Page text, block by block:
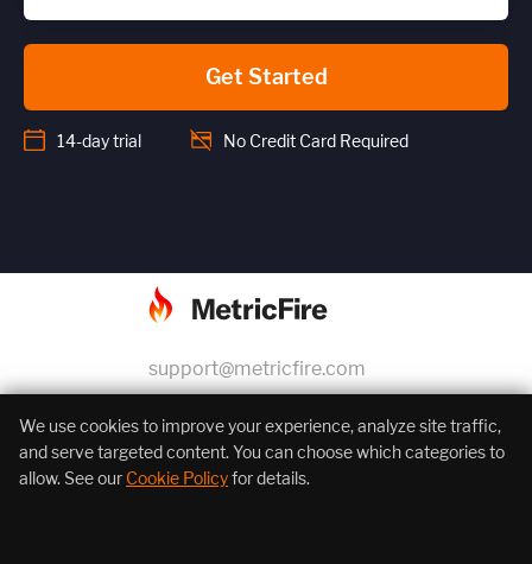
Get Started
14-day trial No Credit Card Required
support@metricfire.com
+1 (855) 206-7352
We use cookies to improve your experience, analyze site traffic,
and serve targeted content. You can choose which categories to
allow. See our Cookie Policyfor details.